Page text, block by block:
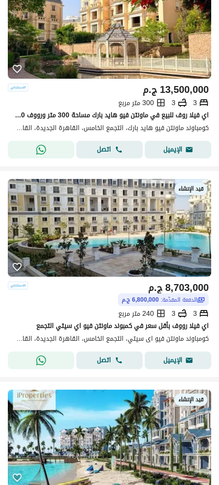
ج.م13,500,000
3
3
300 متر مربع
اي فيلا روف للبيع في ماونتن فيو هايد بارك مساحة 300 متر ورووف 80 متر فيو لاجون ولاندسكيب موقع مميز Core and shell iVilla roof lake view New Cairo
كومباوند ماونتن فيو هايد بارك، التجمع الخامس، القاهرة الجديدة، القاهرة
الإيميل
اتصل
قيد الإنشاء
ج.م8,703,000
الدفعة المقدّمة: 6,800,000 ج.م
3
3
240 متر مربع
اي فيلا رووف بأقل سعر في كمبوند ماونتن فيو اي سيتي التجمع
كومباوند ماونتن فيو اى سيتي، التجمع الخامس، القاهرة الجديدة، القاهرة
الإيميل
اتصل
قيد الإنشاء